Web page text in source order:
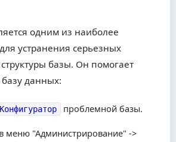
одним из наиболее
устранения серьезных
базы. Он помогает
данных:
Конфигуратор проблемной базы.
меню "Администрирование" ->